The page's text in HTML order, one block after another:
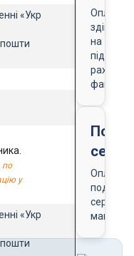
«Укр
пошти
по
у
«Укр
пошти
Оплата
на
підставі
рахунку-
фактури
Оплата
магазину